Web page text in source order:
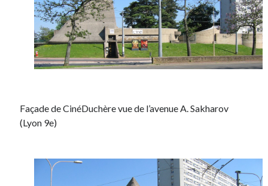
Façade de CinéDuchère vue de l’avenue A. Sakharov
(Lyon 9e)